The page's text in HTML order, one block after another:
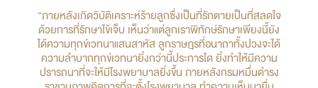
“ภายหลังเกิดวิบัติเคราะห์ร้ายลูกซึ่งเป็นที่รักตายเป็นที่สลดใจ
ด้วยการที่รักษาไข้เจ็บ เห็นว่าแต่ลูกเราพิทักษ์รักษาเพียงนี้ยัง
ได้ความทุกข์เวทนาแสนสาหัส ลูกราษฎรที่อนาถาทั้งปวงจะได้
ความลำบากทุกข์เวทนายิ่งกว่านี้ประการใด ยิ่งทำให้มีความ
ปรารถนาที่จะให้มีโรงพยาบาลยิ่งขึ้น ภายหลังกรมหมื่นดำรง